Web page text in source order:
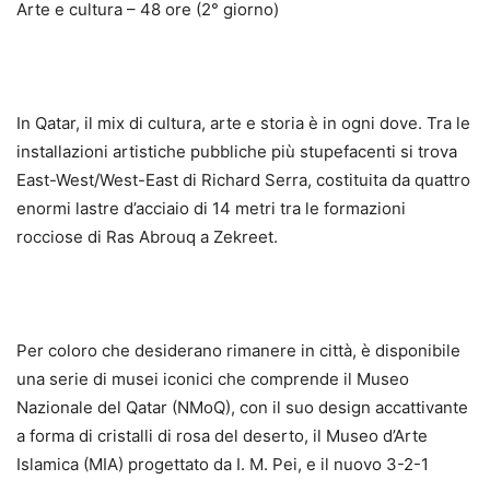
Arte e cultura – 48 ore (2° giorno)
In Qatar, il mix di cultura, arte e storia è in ogni dove. Tra le
installazioni artistiche pubbliche più stupefacenti si trova
East-West/West-East di Richard Serra, costituita da quattro
enormi lastre d’acciaio di 14 metri tra le formazioni
rocciose di Ras Abrouq a Zekreet.
Per coloro che desiderano rimanere in città, è disponibile
una serie di musei iconici che comprende il Museo
Nazionale del Qatar (NMoQ), con il suo design accattivante
a forma di cristalli di rosa del deserto, il Museo d’Arte
Islamica (MIA) progettato da I. M. Pei, e il nuovo 3-2-1